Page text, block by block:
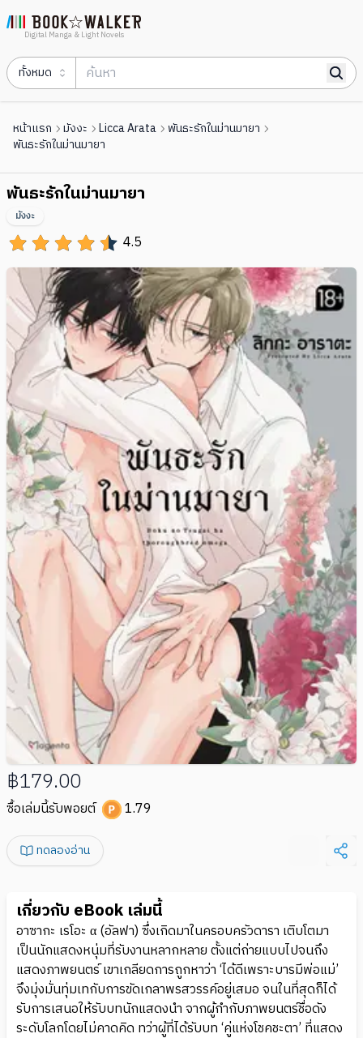
Digital Manga & Light Novels
ทั้งหมด
หน้าแรก มังงะ Licca Arata
พันธะรักในม่านมายา
พันธะรักในม่านมายา
พันธะรักในม่านมายา
4.5
มังงะ
฿179.00
ซื้อเล่มนี้รับพอยต์ 1.79
ทดลองอ่าน
เกี่ยวกับ eBook เล่มนี้
อาซากะ เรโอะ α (อัลฟา) ซึ่งเกิดมาในครอบครัวดารา เติบโตมา
เป็นนักแสดงหนุ่มที่รับงานหลากหลาย ตั้งแต่ถ่ายแบบไปจนถึง
แสดงภาพยนตร์ เขาเกลียดการถูกหาว่า ‘ได้ดีเพราะบารมีพ่อแม่’
จึงมุ่งมั่นทุ่มเทกับการขัดเกลาพรสวรรค์อยู่เสมอ จนในที่สุดก็ได้
รับการเสนอให้รับบทนักแสดงนำ จากผู้กำกับภาพยนตร์ชื่อดัง
ระดับโลกโดยไม่คาดคิด ทว่าผู้ที่ได้รับบท ‘คู่แห่งโชคชะตา’ ที่แสดง